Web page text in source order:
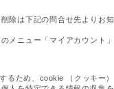
除は下記の問合せ先よりお知
メニュー「マイアカウント」
るため、cookie （クッキー）